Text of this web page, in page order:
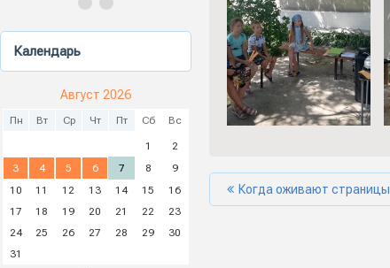
Календарь
Август 2026
Пн Вт Ср Чт Пт Сб Вс
1
2
3
4 5 6 7 8
9
10
11 12 13 14 15
16
17
18 19 20 21 22
23
24
25 26 27 28 29
30
31
Когда оживают страницы